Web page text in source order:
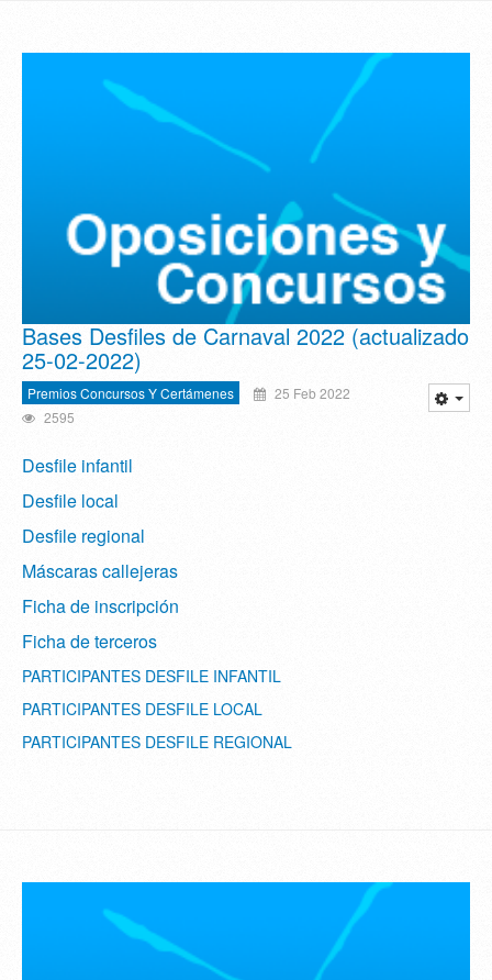
Bases Desfiles de Carnaval 2022 (actualizado
25-02-2022)
Premios Concursos Y Certámenes
25 Feb 2022
2595
Desfile infantil
Desfile local
Desfile regional
Máscaras callejeras
Ficha de inscripción
Ficha de terceros
PARTICIPANTES DESFILE INFANTIL
PARTICIPANTES DESFILE LOCAL
PARTICIPANTES DESFILE REGIONAL